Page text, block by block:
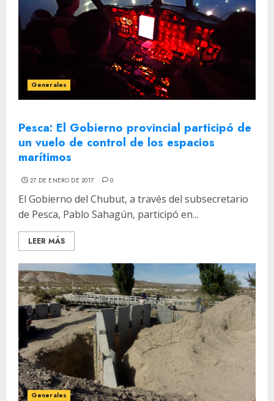
Generales
Pesca: El Gobierno provincial participó de
un vuelo de control de los espacios
marítimos
27 DE ENERO DE 2017 0
El Gobierno del Chubut, a través del subsecretario
de Pesca, Pablo Sahagún, participó en...
LEER MÁS
Generales